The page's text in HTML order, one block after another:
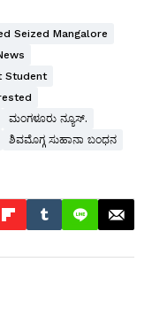
Seized Mangalore
Student
ಮಂಗಳೂರು ನ್ಯೂಸ್.
ಶಿವಮೊಗ್ಗ ಸುಹಾನಾ ಬಂಧನ